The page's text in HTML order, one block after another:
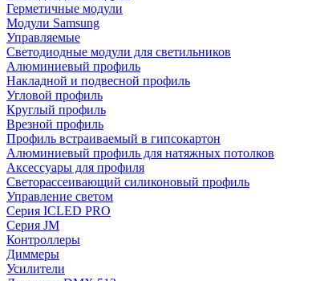
Герметичные модули
Модули Samsung
Управляемые
Светодиодные модули для светильников
Алюминиевый профиль
Накладной и подвесной профиль
Угловой профиль
Круглый профиль
Врезной профиль
Профиль встраиваемый в гипсокартон
Алюминиевый профиль для натяжных потолков
Аксессуары для профиля
Светорассеивающий силиконовый профиль
Управление светом
Серия ICLED PRO
Серия JM
Контроллеры
Диммеры
Усилители